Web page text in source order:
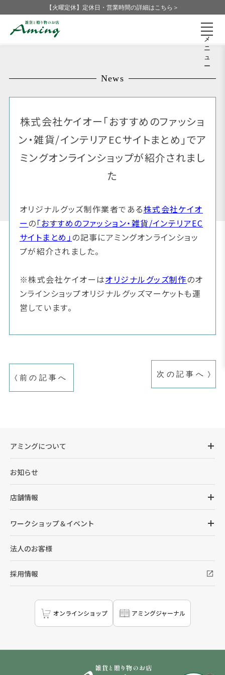
【火曜定休】定休日・営業時間の詳細はこちら＞
メ
ニ
ュ
ー
News
株式会社ケイオー「おすすめのファッショ
ン・雑貨/インテリアECサイトまとめ」でア
ミングオンラインショップが紹介されまし
た
オリジナルグッズ制作業者である株式会社ケイオ
ー の「おすすめのファッション・雑貨/インテリアEC
サイトまとめ」 の記事にアミングオンラインショッ
プが紹介されました。
※株式会社ケイオーはオリジナルグッズ制作のオ
ンラインショップオリジナルグッズマーケットも運
営しています。
前の記事へ 次の記事へ
アミングについて
お知らせ
店舗情報
ワークショップ＆イベント
法人のお客様
採用情報
オンラインショップ アミングジャーナル